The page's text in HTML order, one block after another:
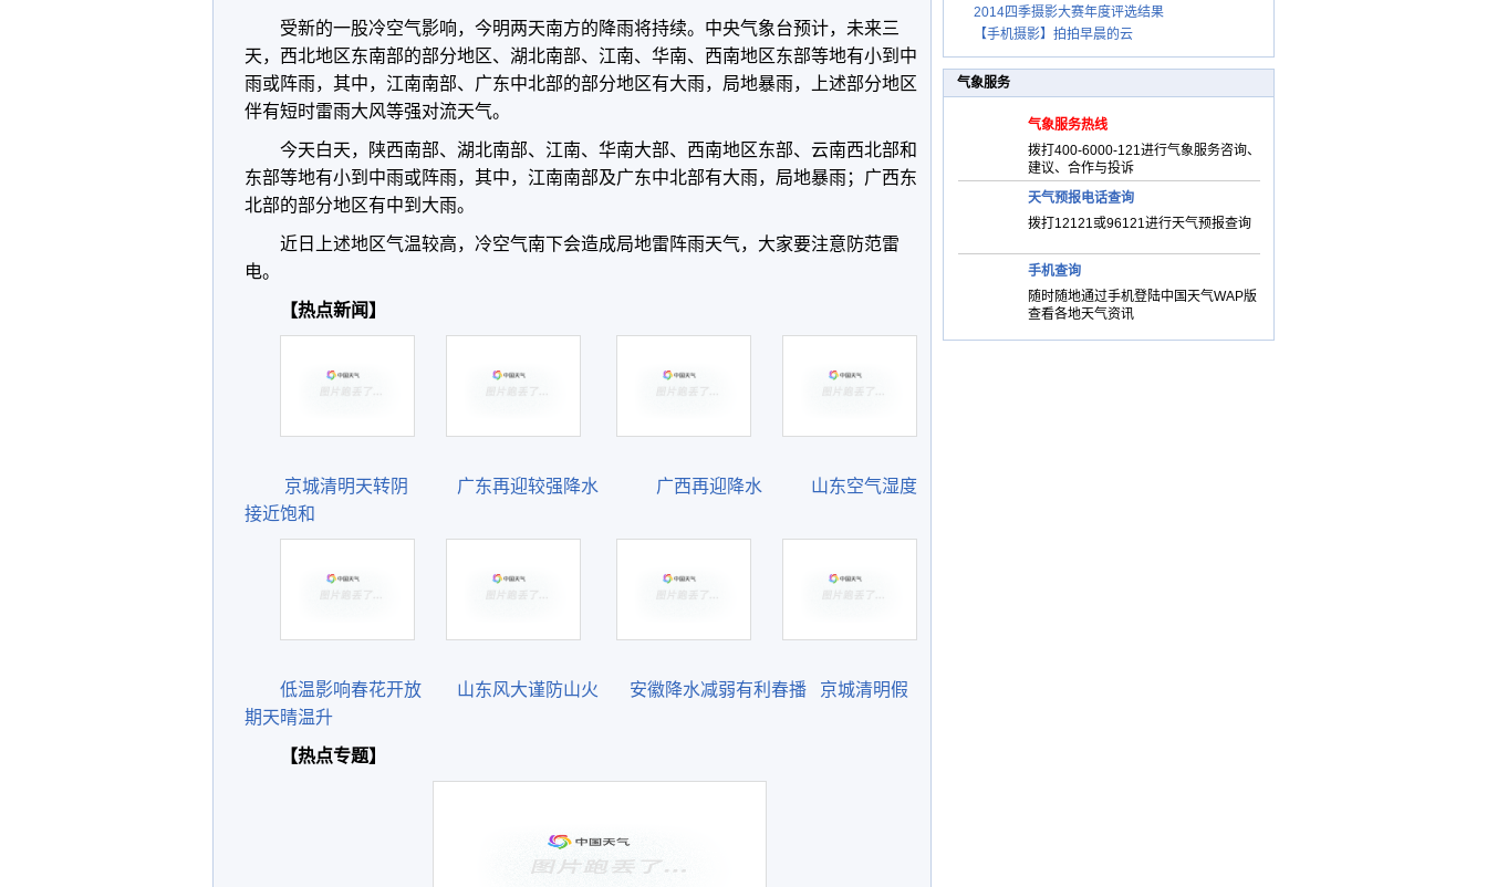
受新的一股冷空气影响，今明两天南方的降雨将持续。中央气象台预计，未来三
天，西北地区东南部的部分地区、湖北南部、江南、华南、西南地区东部等地有小到中
雨或阵雨，其中，江南南部、广东中北部的部分地区有大雨，局地暴雨，上述部分地区
伴有短时雷雨大风等强对流天气。
今天白天，陕西南部、湖北南部、江南、华南大部、西南地区东部、云南西北部和
东部等地有小到中雨或阵雨，其中，江南南部及广东中北部有大雨，局地暴雨；广西东
北部的部分地区有中到大雨。
近日上述地区气温较高，冷空气南下会造成局地雷阵雨天气，大家要注意防范雷
电。
【热点新闻】
京城清明天转阴 广东再迎较强降水 广西再迎降水
山东空气湿度
接近饱和
低温影响春花开放 山东风大谨防山火 安徽降水减弱有利春播
京城清明假
期天晴温升
【热点专题】
2014四季摄影大赛年度评选结果
【手机摄影】拍拍早晨的云
气象服务
气象服务热线
拨打400-6000-121进行气象服务咨询、
建议、合作与投诉
天气预报电话查询
拨打12121或96121进行天气预报查询
手机查询
随时随地通过手机登陆中国天气WAP版
查看各地天气资讯